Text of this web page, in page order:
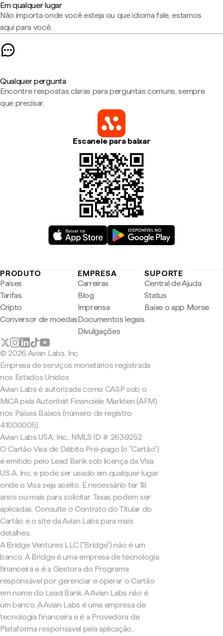
Em qualquer lugar
Não importa onde você esteja ou que idioma fale, estamos
aqui para você.
Qualquer pergunta
Encontre respostas claras para perguntas comuns, sempre
que precisar.
Escaneie para baixar
PRODUTO
Países
Tarifas
Cripto
Conversor de moedas
EMPRESA
Carreiras
Blog
Imprensa
Documentos legais
Divulgações
SUPORTE
Central de Ajuda
Status
Baixe o app Morse
© 2026 Avian Labs, Inc
Empresa de serviços monetários registrada
nos Estados Unidos
Avian Labs é autorizada como CASP sob o
MiCA pela Autoriteit Financiële Markten (AFM)
nos Países Baixos (número de registro
41000005).
Avian Labs USA, Inc., NMLS ID # 2639252
O Cartão Visa de Débito Pré-pago (o "Cartão")
é emitido pelo Lead Bank sob licença da Visa
U.S.A. Inc. e pode ser usado em qualquer lugar
onde o Visa seja aceito. É necessário ter 18
anos ou mais para solicitar. Taxas podem ser
aplicadas. Consulte o Contrato do Titular do
Cartão e o site da Avian Labs para mais
detalhes.
A Bridge Ventures LLC ("Bridge") não é um
banco. A Bridge é uma empresa de tecnologia
financeira e é a Gestora do Programa
responsável por gerenciar e operar o Cartão
em nome do Lead Bank. A Avian Labs não é
um banco. A Avian Labs é uma empresa de
tecnologia financeira e é a Provedora de
Plataforma responsável pela aplicação,